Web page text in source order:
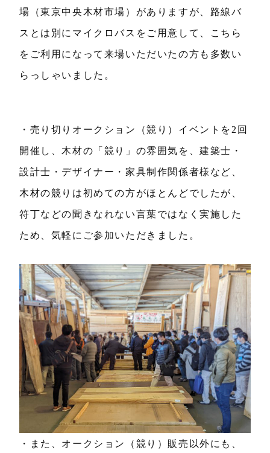
場（東京中央木材市場）がありますが、路線バ
スとは別にマイクロバスをご用意して、こちら
をご利用になって来場いただいたの方も多数い
らっしゃいました。
・売り切りオークション（競り）イベントを2回
開催し、木材の「競り」の雰囲気を、建築士・
設計士・デザイナー・家具制作関係者様など、
木材の競りは初めての方がほとんどでしたが、
符丁などの聞きなれない言葉ではなく実施した
ため、気軽にご参加いただきました。
・また、オークション（競り）販売以外にも、